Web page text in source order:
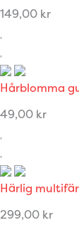
149,00 kr
Hårblomma
49,00 kr
Härlig
299,00 kr